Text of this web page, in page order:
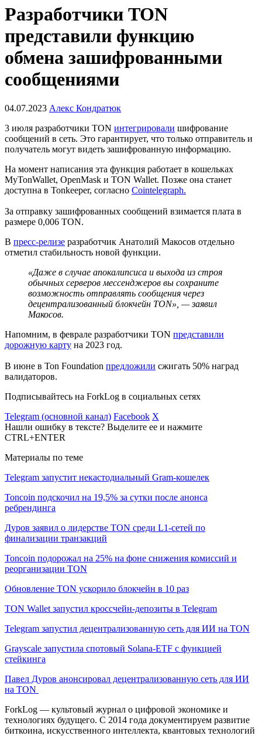
Разработчики TON
представили функцию
обмена зашифрованными
сообщениями
04.07.2023 Алекс Кондратюк
3 июля разработчики TON интегрировали шифрование
сообщений в сеть. Это гарантирует, что только отправитель и
получатель могут видеть зашифрованную информацию.
На момент написания эта функция работает в кошельках
MyTonWallet, OpenMask и TON Wallet. Позже она станет
доступна в Tonkeeper, согласно Cointelegraph.
За отправку зашифрованных сообщений взимается плата в
размере 0,006 TON.
В пресс-релизе разработчик Анатолий Макосов отдельно
отметил стабильность новой функции.
«Даже в случае апокалипсиса и выхода из строя
обычных серверов мессенджеров вы сохраните
возможность отправлять сообщения через
децентрализованный блокчейн TON», — заявил
Макосов.
Напомним, в феврале разработчики TON представили
дорожную карту на 2023 год.
В июне в Ton Foundation предложили сжигать 50% наград
валидаторов.
Подписывайтесь на ForkLog в социальных сетях
Telegram (основной канал) Facebook X
Нашли ошибку в тексте? Выделите ее и нажмите
CTRL+ENTER
Материалы по теме
Telegram запустит некастодиальный Gram-кошелек
Toncoin подскочил на 19,5% за сутки после анонса
ребрендинга
Дуров заявил о лидерстве TON среди L1-сетей по
финализации транзакций
Toncoin подорожал на 25% на фоне снижения комиссий и
реорганизации TON
Обновление TON ускорило блокчейн в 10 раз
TON Wallet запустил кроссчейн-депозиты в Telegram
Telegram запустил децентрализованную сеть для ИИ на TON
Grayscale запустила спотовый Solana-ETF с функцией
стейкинга
Павел Дуров анонсировал децентрализованную сеть для ИИ
на TON
ForkLog — культовый журнал о цифровой экономике и
технологиях будущего. С 2014 года документируем развитие
биткоина, искусственного интеллекта, квантовых технологий